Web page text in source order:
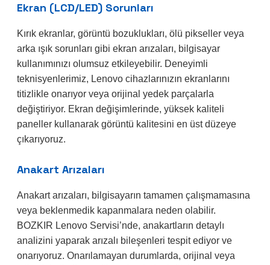
Ekran (LCD/LED) Sorunları
Kırık ekranlar, görüntü bozuklukları, ölü pikseller veya
arka ışık sorunları gibi ekran arızaları, bilgisayar
kullanımınızı olumsuz etkileyebilir. Deneyimli
teknisyenlerimiz, Lenovo cihazlarınızın ekranlarını
titizlikle onarıyor veya orijinal yedek parçalarla
değiştiriyor. Ekran değişimlerinde, yüksek kaliteli
paneller kullanarak görüntü kalitesini en üst düzeye
çıkarıyoruz.
Anakart Arızaları
Anakart arızaları, bilgisayarın tamamen çalışmamasına
veya beklenmedik kapanmalara neden olabilir.
BOZKIR Lenovo Servisi’nde, anakartların detaylı
analizini yaparak arızalı bileşenleri tespit ediyor ve
onarıyoruz. Onarılamayan durumlarda, orijinal veya